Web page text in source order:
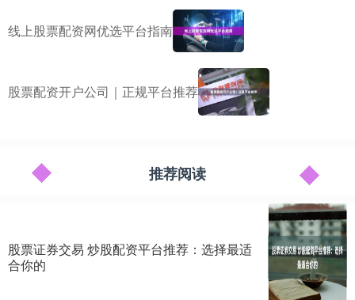
线上股票配资网优选平台指南
股票配资开户公司｜正规平台推荐
推荐阅读
股票证券交易 炒股配资平台推荐：选择最适
合你的